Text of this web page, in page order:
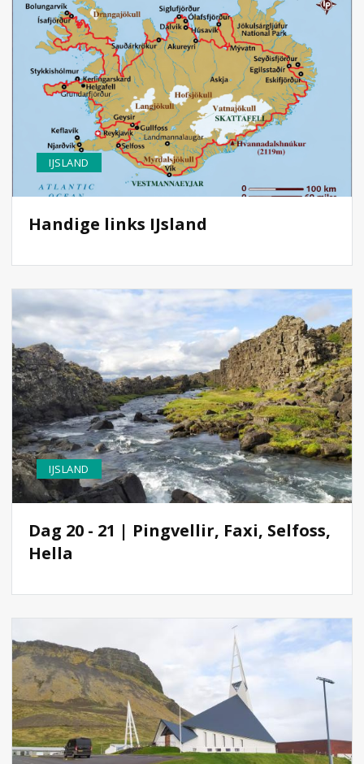
Handige links IJsland
IJSLAND
Dag 20 - 21 | Pingvellir, Faxi, Selfoss,
Hella
IJSLAND